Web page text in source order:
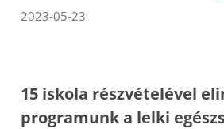
2023-05-23
15 iskola részvételével
programunk a lelki